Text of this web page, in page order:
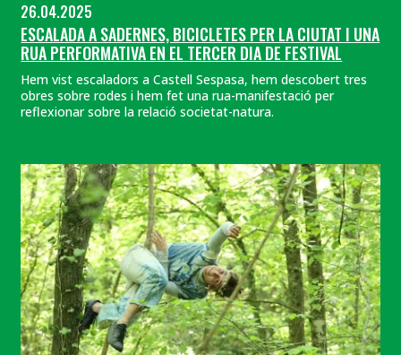
26.04.2025
ESCALADA A SADERNES, BICICLETES PER LA CIUTAT I UNA
RUA PERFORMATIVA EN EL TERCER DIA DE FESTIVAL
Hem vist escaladors a Castell Sespasa, hem descobert tres
obres sobre rodes i hem fet una rua-manifestació per
reflexionar sobre la relació societat-natura.